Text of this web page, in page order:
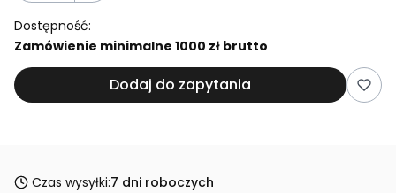
Dostępność:
Zamówienie minimalne 1000 zł brutto
Dodaj do zapytania
Czas wysyłki:7 dni roboczych